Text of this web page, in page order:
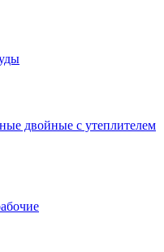
двойные с утеплителем